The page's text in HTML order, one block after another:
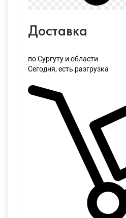
Доставка
по Сургуту и области
Сегодня, есть разгрузка